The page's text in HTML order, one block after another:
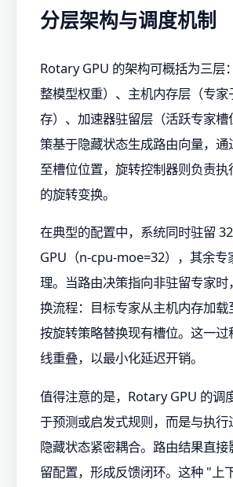
分层架构与调度机制
Rotary GPU 的架构可概括为三层
整模型权重）、主机内存层（专家
存）、加速器驻留层（活跃专家槽
策基于隐藏状态生成路由向量，通
至槽位位置，旋转控制器则负责执
的旋转变换。
在典型的配置中，系统同时驻留
GPU（n-cpu-moe=32），其余专
理。当路由决策指向非驻留专家时
换流程：目标专家从主机内存加载
按旋转策略替换现有槽位。这一过
线重叠，以最小化延迟开销。
值得注意的是，Rotary GPU 的调
于预测或启发式规则，而是与执行
隐藏状态紧密耦合。路由结果直
留配置，形成反馈闭环。这种 "上